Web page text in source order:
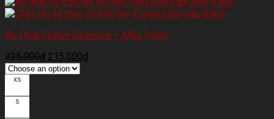
Áo Thun Cotton Oversize – Màu Trắng
325,000₫ 215,000₫
XS
S